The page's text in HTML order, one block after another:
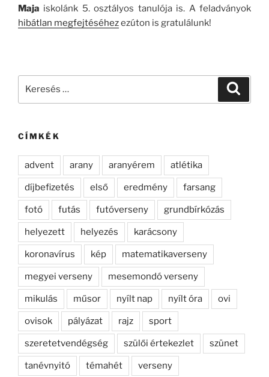
Maja iskolánk 5. osztályos tanulója is. A feladványok
hibátlan megfejtéséhezezúton is gratulálunk!
CÍMKÉK
advent arany aranyérem atlétika
díjbefizetés első eredmény farsang
fotó futás futóverseny grundbírkózás
helyezett helyezés karácsony
koronavírus kép matematikaverseny
megyei verseny mesemondó verseny
mikulás műsor nyílt nap nyílt óra ovi
ovisok pályázat rajz sport
szeretetvendégség szülői értekezlet szünet
tanévnyitó témahét verseny